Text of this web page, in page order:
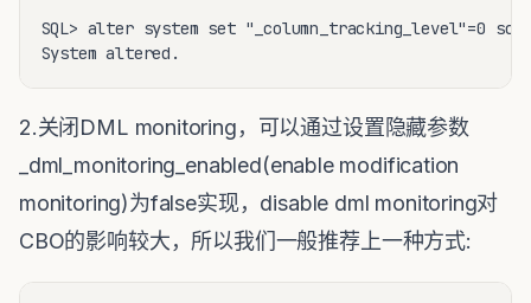
SQL> alter system set "_column_tracking_level"=0
System altered.
2.关闭DML monitoring，可以通过设置隐藏参数
_dml_monitoring_enabled(enable modification
monitoring)为false实现，disable dml monitoring对
CBO的影响较大，所以我们一般推荐上一种方式: